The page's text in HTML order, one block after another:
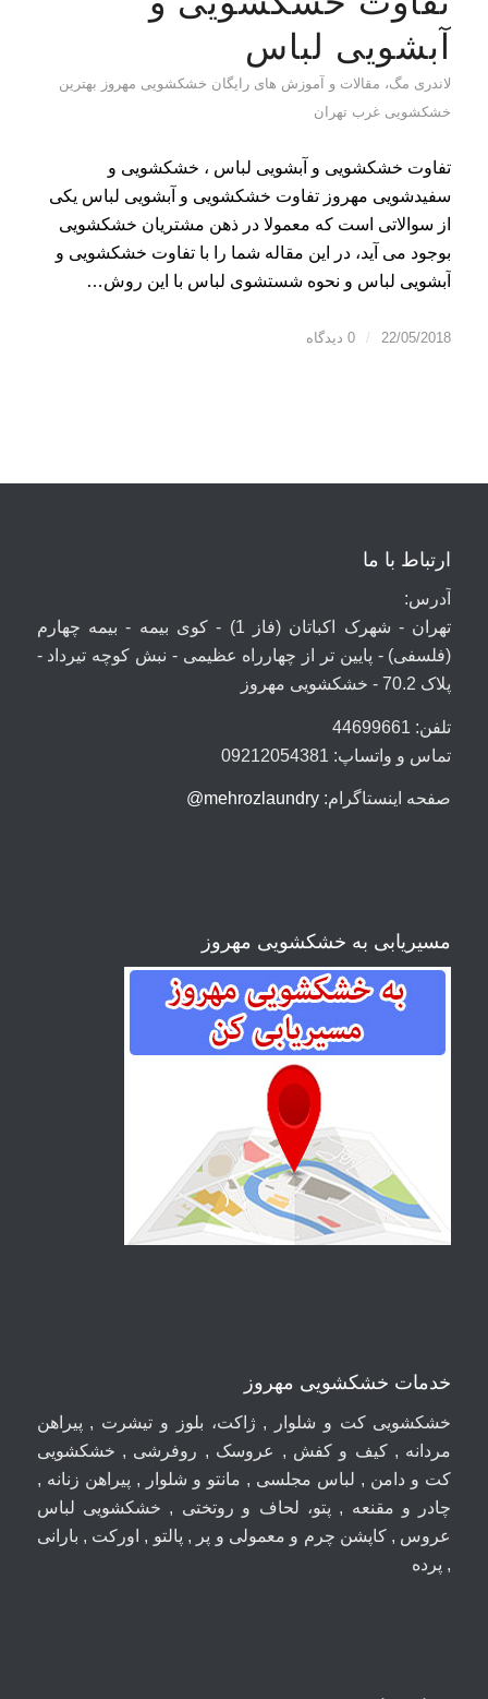
آبشویی لباس
لاندری مگ، مقالات و آموزش های رایگان خشکشویی مهروز بهترین
خشکشویی غرب تهران
تفاوت خشکشویی و آبشویی لباس ، خشکشویی و
سفیدشویی مهروز تفاوت خشکشویی و آبشویی لباس یکی
از سوالاتی است که معمولا در ذهن مشتریان خشکشویی
بوجود می آید، در این مقاله شما را با تفاوت خشکشویی و
آبشویی لباس و نحوه شستشوی لباس با این روش…
22/05/2018
/ 0 دیدگاه
ارتباط با ما
آدرس:
تهران - شهرک اکباتان (فاز 1) - کوی بیمه - بیمه چهارم
(فلسفی) - پایین تر از چهارراه عظیمی - نبش کوچه تیرداد -
پلاک 70.2 - خشکشویی مهروز
تلفن: 44699661
تماس و واتساپ: 09212054381
صفحه اینستاگرام: mehrozlaundry@
مسیریابی به خشکشویی مهروز
خدمات خشکشویی مهروز
خشکشویی کت و شلوار , ژاکت، بلوز و تیشرت , پیراهن
مردانه , کیف و کفش , عروسک , روفرشی , خشکشویی
کت و دامن , لباس مجلسی , مانتو و شلوار , پیراهن زنانه ,
چادر و مقنعه , پتو، لحاف و روتختی , خشکشویی لباس
عروس , کاپشن چرم و معمولی و پر , پالتو , اورکت , بارانی
, پرده